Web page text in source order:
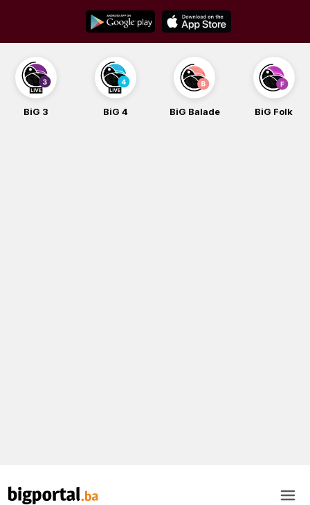
content
BiG 4 BiG Balade BiG Folk BiG iG